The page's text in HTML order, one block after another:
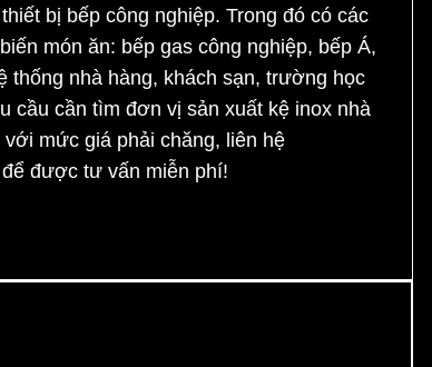
bị bếp công nghiệp. Trong đó có các
món ăn: bếp gas công nghiệp, bếp Á,
thống nhà hàng, khách sạn, trường học
cầu cần tìm đơn vị sản xuất kệ inox nhà
mức giá phải chăng, liên hệ
được tư vấn miễn phí!